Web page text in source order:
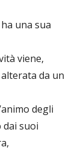
una sua
viene,
da un
degli
suoi